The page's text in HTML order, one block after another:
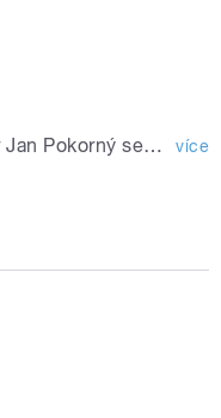
Co se děje se světem? Moderátor Jan Pokorný se ptá odborníka na mezinárodní vztahy, bezpečnostního experta Vlastislava Břízy. více